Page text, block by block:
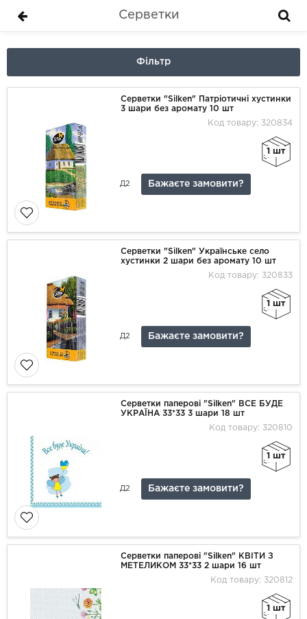
Серветки
Фільтр
Серветки "Silken" Патріотичні хустинки
3 шари без аромату 10 шт
Код товару: 320834
1 шт
Д2 Бажаєте замовити?
Серветки "Silken" Українське село
хустинки 2 шари без аромату 10 шт
Код товару: 320833
1 шт
Д2 Бажаєте замовити?
Серветки паперові "Silken" ВСЕ БУДЕ
УКРАЇНА 33*33 3 шари 18 шт
Код товару: 320810
1 шт
Д2 Бажаєте замовити?
Серветки паперові "Silken" КВІТИ З
МЕТЕЛИКОМ 33*33 2 шари 16 шт
Код товару: 320812
1 шт